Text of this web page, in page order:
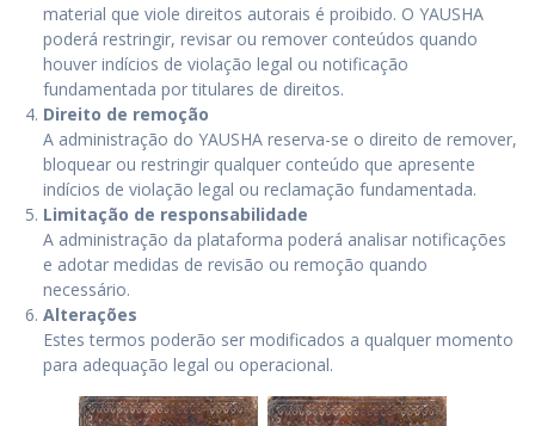
material que viole direitos autorais é proibido. O YAUSHA
poderá restringir, revisar ou remover conteúdos quando
houver indícios de violação legal ou notificação
fundamentada por titulares de direitos.
Direito de remoção
A administração do YAUSHA reserva-se o direito de remover,
bloquear ou restringir qualquer conteúdo que apresente
indícios de violação legal ou reclamação fundamentada.
Limitação de responsabilidade
A administração da plataforma poderá analisar notificações
e adotar medidas de revisão ou remoção quando
necessário.
Alterações
Estes termos poderão ser modificados a qualquer momento
para adequação legal ou operacional.